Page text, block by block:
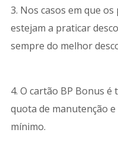
3. Nos casos em que
estejam a praticar
sempre do melhor
4. O cartão BP Bonus
quota de manutenção
mínimo.